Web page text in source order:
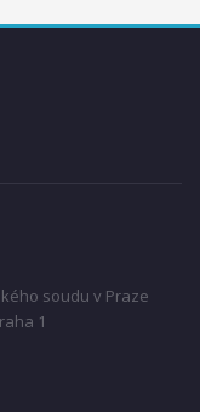
soudu v Praze
1